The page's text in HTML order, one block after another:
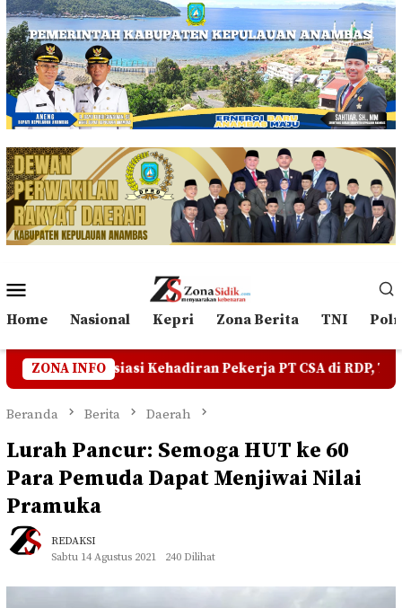
Loncat
ke
konten
Mobile
Home Nasional Kepri Zona Berita TNI
ZONA INFO
Pekerja PT CSA di RDP, Tegaskan Jangan Ada
Beranda Berita Daerah
Lurah Pancur: Semoga HUT ke 60
Para Pemuda Dapat Menjiwai Nilai
Pramuka
REDAKSI
Sabtu 14 Agustus 2021
240 Dilihat